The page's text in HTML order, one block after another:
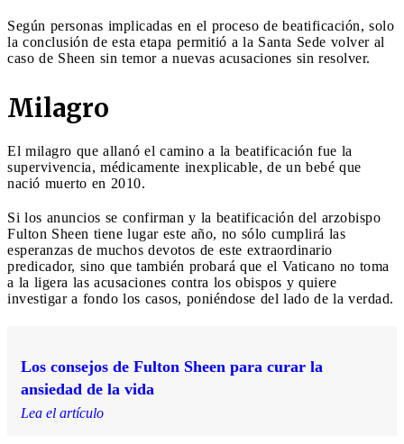
Según personas implicadas en el proceso de beatificación, solo
la conclusión de esta etapa permitió a la Santa Sede volver al
caso de Sheen sin temor a nuevas acusaciones sin resolver.
Milagro
El milagro que allanó el camino a la beatificación fue la
supervivencia, médicamente inexplicable, de un bebé que
nació muerto en 2010.
Si los anuncios se confirman y la beatificación del arzobispo
Fulton Sheen tiene lugar este año, no sólo cumplirá las
esperanzas de muchos devotos de este extraordinario
predicador, sino que también probará que el Vaticano no toma
a la ligera las acusaciones contra los obispos y quiere
investigar a fondo los casos, poniéndose del lado de la verdad.
Los consejos de Fulton Sheen para curar la
ansiedad de la vida
Lea el artículo